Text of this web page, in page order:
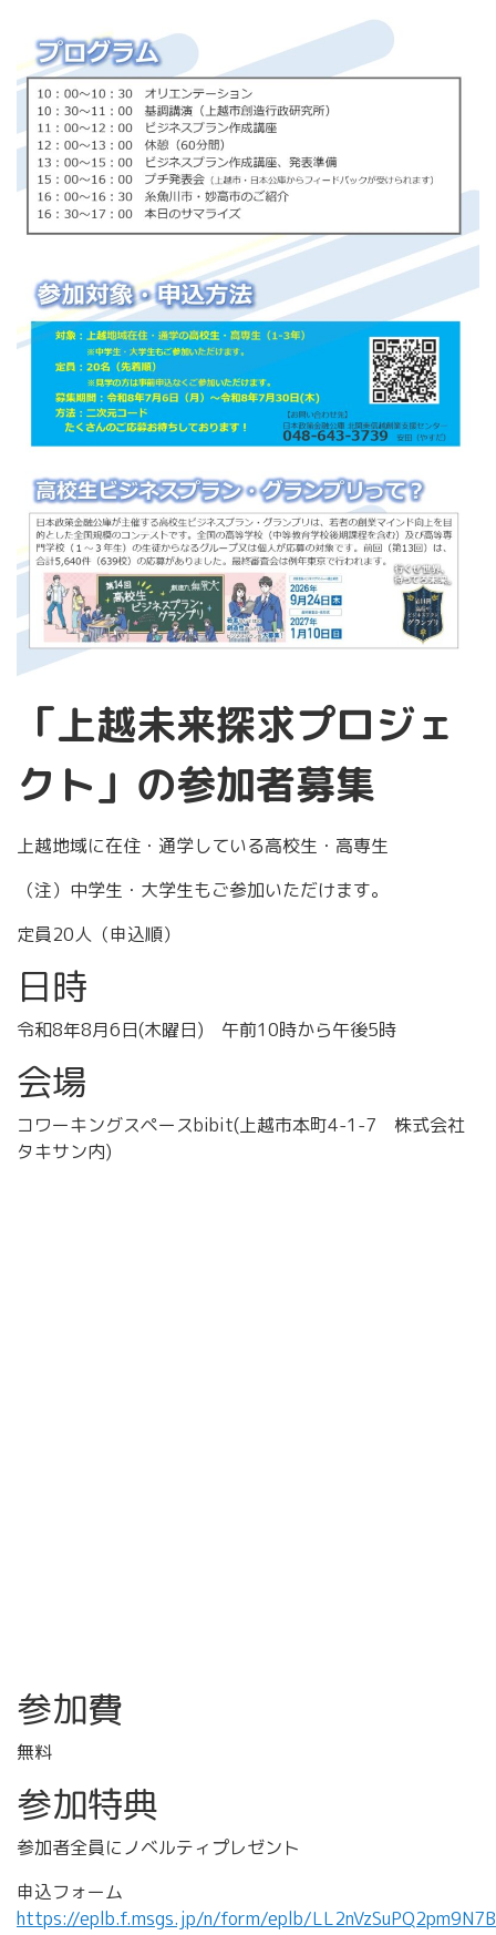
「上越未来探求プロジェ
クト」の参加者募集
上越地域に在住・通学している高校生・高専生
（注）中学生・大学生もご参加いただけます。
定員20人（申込順）
日時
令和8年8月6日(木曜日) 午前10時から午後5時
会場
コワーキングスペースbibit(上越市本町4-1-7 株式会社
タキサン内)
参加費
無料
参加特典
参加者全員にノベルティプレゼント
申込フォーム
https://eplb.f.msgs.jp/n/form/eplb/